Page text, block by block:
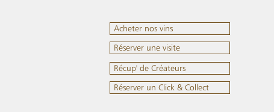
Acheter nos vins
Réserver une visite
Récup' de Créateurs
Réserver un Click & Collect